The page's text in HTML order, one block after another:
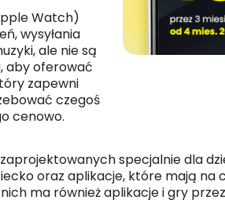
ple Watch)
wysyłania
ale nie są
aby oferować
zapewni
czegoś
cenowo.
specjalnie dla
oraz aplikacje, które mają na
ma również aplikacje i gry